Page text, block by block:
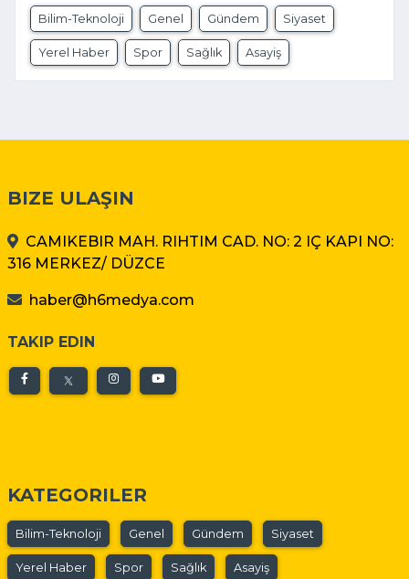
Bilim-Teknoloji Genel Gündem Siyaset
Yerel Haber Spor Sağlık Asayiş
BIZE ULAŞIN
CAMIKEBIR MAH. RIHTIM CAD. NO: 2 IÇ KAPI NO:
316 MERKEZ/ DÜZCE
haber@h6medya.com
TAKIP EDIN
KATEGORILER
Bilim-Teknoloji Genel Gündem Siyaset
Yerel Haber Spor Sağlık Asayiş